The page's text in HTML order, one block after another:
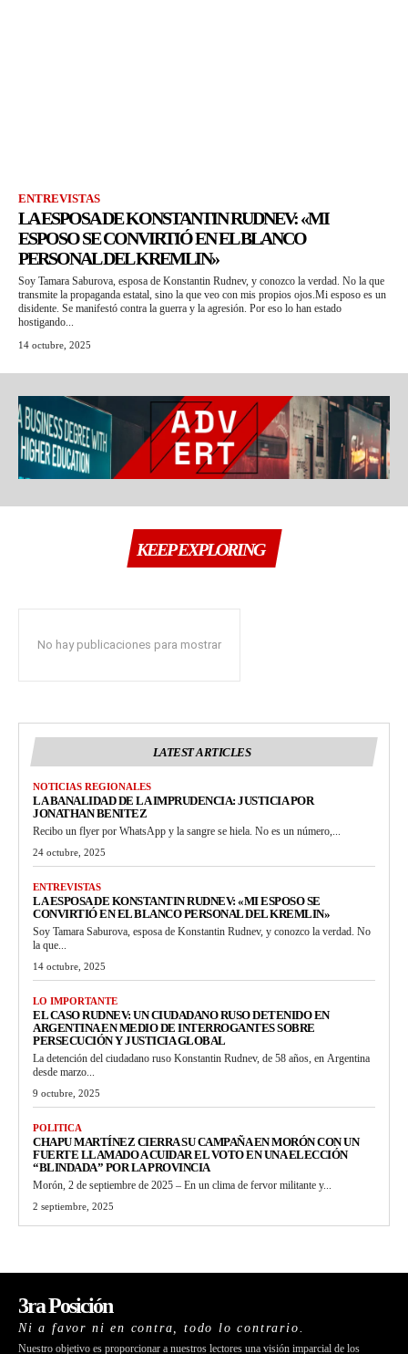
ENTREVISTAS
LA ESPOSA DE KONSTANTIN RUDNEV: «MI
ESPOSO SE CONVIRTIÓ EN EL BLANCO
PERSONAL DEL KREMLIN»
Soy Tamara Saburova, esposa de Konstantin Rudnev, y conozco la verdad. No la que
transmite la propaganda estatal, sino la que veo con mis propios ojos.Mi esposo es un
disidente. Se manifestó contra la guerra y la agresión. Por eso lo han estado
hostigando...
14 octubre, 2025
KEEP EXPLORING
No hay publicaciones para mostrar
LATEST ARTICLES
NOTICIAS REGIONALES
LA BANALIDAD DE LA IMPRUDENCIA: JUSTICIA POR
JONATHAN BENITEZ
Recibo un flyer por WhatsApp y la sangre se hiela. No es un número,...
24 octubre, 2025
ENTREVISTAS
LA ESPOSA DE KONSTANTIN RUDNEV: «MI ESPOSO SE
CONVIRTIÓ EN EL BLANCO PERSONAL DEL KREMLIN»
Soy Tamara Saburova, esposa de Konstantin Rudnev, y conozco la verdad. No
la que...
14 octubre, 2025
LO IMPORTANTE
EL CASO RUDNEV: UN CIUDADANO RUSO DETENIDO EN
ARGENTINA EN MEDIO DE INTERROGANTES SOBRE
PERSECUCIÓN Y JUSTICIA GLOBAL
La detención del ciudadano ruso Konstantin Rudnev, de 58 años, en Argentina
desde marzo...
9 octubre, 2025
POLITICA
CHAPU MARTÍNEZ CIERRA SU CAMPAÑA EN MORÓN CON UN
FUERTE LLAMADO A CUIDAR EL VOTO EN UNA ELECCIÓN
“BLINDADA” POR LA PROVINCIA
Morón, 2 de septiembre de 2025 – En un clima de fervor militante y...
2 septiembre, 2025
3ra Posición
Ni a favor ni en contra, todo lo contrario.
Nuestro objetivo es proporcionar a nuestros lectores una visión imparcial de los